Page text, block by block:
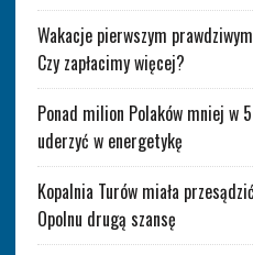
Wakacje pierwszym
Czy zapłacimy więcej?
Ponad milion Polaków mniej w
uderzyć w energetykę
Kopalnia Turów miała
Opolnu drugą szansę